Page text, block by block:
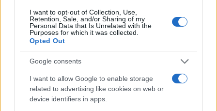
I want to opt-out of Collection, Use,
Retention, Sale, and/or Sharing of my
Personal Data that Is Unrelated with the
Purposes for which it was collected.
Opted Out
Google consents
I want to allow Google to enable storage
related to advertising like cookies on web or
device identifiers in apps.
Θερμοκρασία: Από 17 έως 29 βαθμούς Κελσίου.
ΚΥΚΛΑΔΕΣ, ΚΡΗΤΗ
Καιρός: Λίγες νεφώσεις παροδικά αυξημένες. Από
το απόγευμα στην Κρήτη θα σημειωθούν τοπικές
βροχές και στα δυτικά πιθανώς μεμονωμένες